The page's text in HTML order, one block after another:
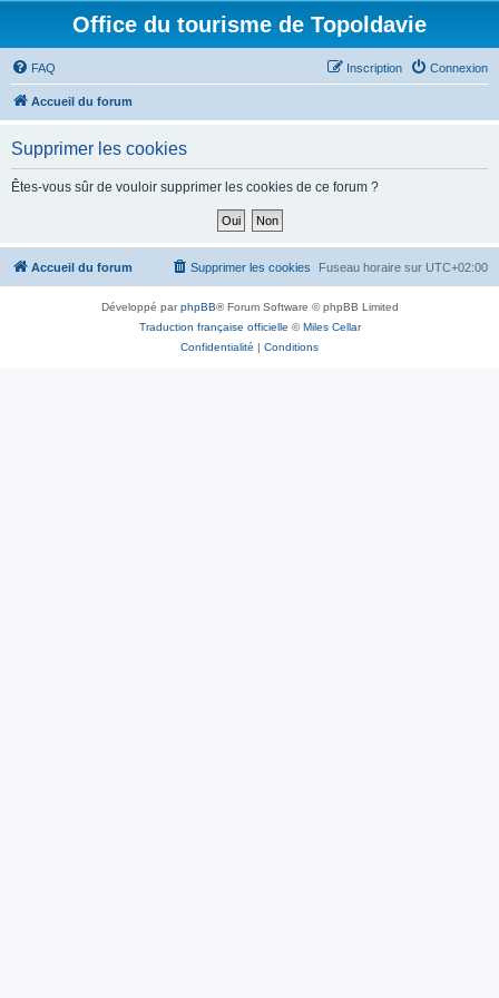
Office du tourisme de Topoldavie
FAQ Connexion
Inscription
Accueil du forum
Supprimer les cookies
Êtes-vous sûr de vouloir supprimer les cookies de ce forum ?
Accueil du forum Fuseau horaire sur UTC+02:00
Supprimer les cookies
Développé parphpBB® Forum Software © phpBB Limited
Traduction française officielle ©Miles Cellar
Confidentialité | Conditions